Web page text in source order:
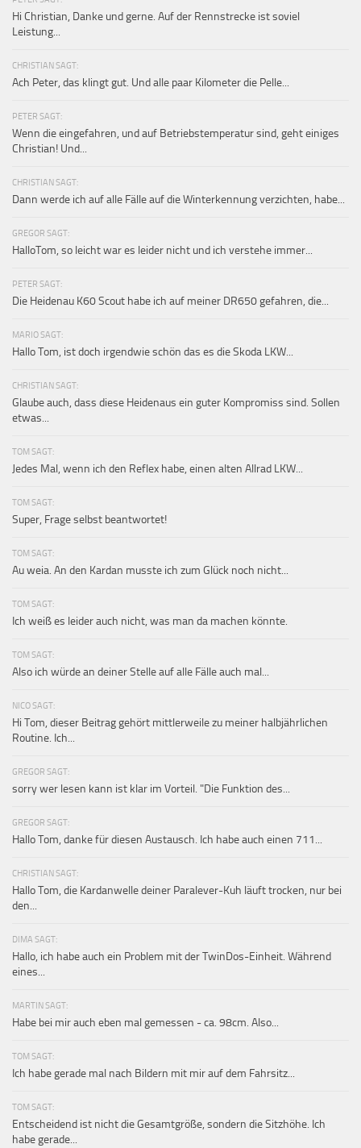
Hi Christian, Danke und gerne. Auf der Rennstrecke ist soviel
Leistung...
CHRISTIAN SAGT:
Ach Peter, das klingt gut. Und alle paar Kilometer die Pelle...
PETER SAGT:
Wenn die eingefahren, und auf Betriebstemperatur sind, geht einiges
Christian! Und...
CHRISTIAN SAGT:
Dann werde ich auf alle Fälle auf die Winterkennung verzichten, habe...
GREGOR SAGT:
HalloTom, so leicht war es leider nicht und ich verstehe immer...
PETER SAGT:
Die Heidenau K60 Scout habe ich auf meiner DR650 gefahren, die...
MARIO SAGT:
Hallo Tom, ist doch irgendwie schön das es die Skoda LKW...
CHRISTIAN SAGT:
Glaube auch, dass diese Heidenaus ein guter Kompromiss sind. Sollen
etwas...
TOM SAGT:
Jedes Mal, wenn ich den Reflex habe, einen alten Allrad LKW...
TOM SAGT:
Super, Frage selbst beantwortet!
TOM SAGT:
Au weia. An den Kardan musste ich zum Glück noch nicht...
TOM SAGT:
Ich weiß es leider auch nicht, was man da machen könnte.
TOM SAGT:
Also ich würde an deiner Stelle auf alle Fälle auch mal...
NICO SAGT:
Hi Tom, dieser Beitrag gehört mittlerweile zu meiner halbjährlichen
Routine. Ich...
GREGOR SAGT:
sorry wer lesen kann ist klar im Vorteil. "Die Funktion des...
GREGOR SAGT:
Hallo Tom, danke für diesen Austausch. Ich habe auch einen 711...
CHRISTIAN SAGT:
Hallo Tom, die Kardanwelle deiner Paralever-Kuh läuft trocken, nur bei
den...
DIMA SAGT:
Hallo, ich habe auch ein Problem mit der TwinDos-Einheit. Während
eines...
MARTIN SAGT:
Habe bei mir auch eben mal gemessen - ca. 98cm. Also...
TOM SAGT:
Ich habe gerade mal nach Bildern mit mir auf dem Fahrsitz...
TOM SAGT:
Entscheidend ist nicht die Gesamtgröße, sondern die Sitzhöhe. Ich
habe gerade...